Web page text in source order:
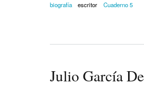
biografía escritor Cuaderno 5
Julio García